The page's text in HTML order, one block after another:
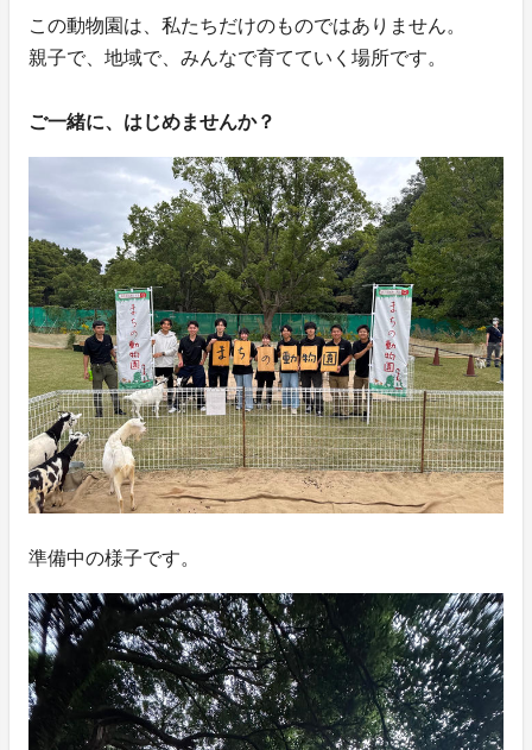
この動物園は、私たちだけのものではありません。
親子で、地域で、みんなで育てていく場所です。
ご一緒に、はじめませんか？
準備中の様子です。